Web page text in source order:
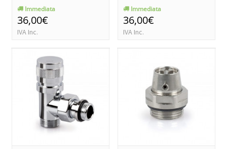
Immediata
36,00€
IVA Inc.
Immediata
36,00€
IVA Inc.